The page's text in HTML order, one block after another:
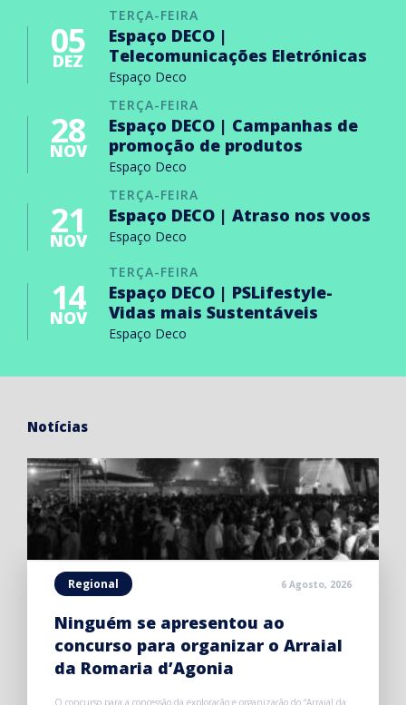
TERÇA-FEIRA
05
DEZ
Espaço DECO |
Telecomunicações Eletrónicas
Espaço Deco
TERÇA-FEIRA
28
NOV
Espaço DECO | Campanhas de
promoção de produtos
Espaço Deco
TERÇA-FEIRA
21
NOV
Espaço DECO | Atraso nos voos
Espaço Deco
TERÇA-FEIRA
14
NOV
Espaço DECO | PSLifestyle-
Vidas mais Sustentáveis
Espaço Deco
Notícias
Regional 6 Agosto, 2026
Ninguém se apresentou ao
concurso para organizar o Arraial
da Romaria d’Agonia